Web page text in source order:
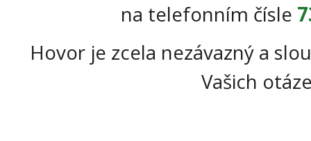
na telefonním čísle
Hovor je zcela nezávazný a
Vašich